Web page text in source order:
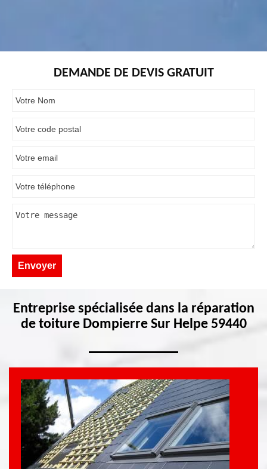
DEMANDE DE DEVIS GRATUIT
Entreprise spécialisée dans la réparation
de toiture Dompierre Sur Helpe 59440